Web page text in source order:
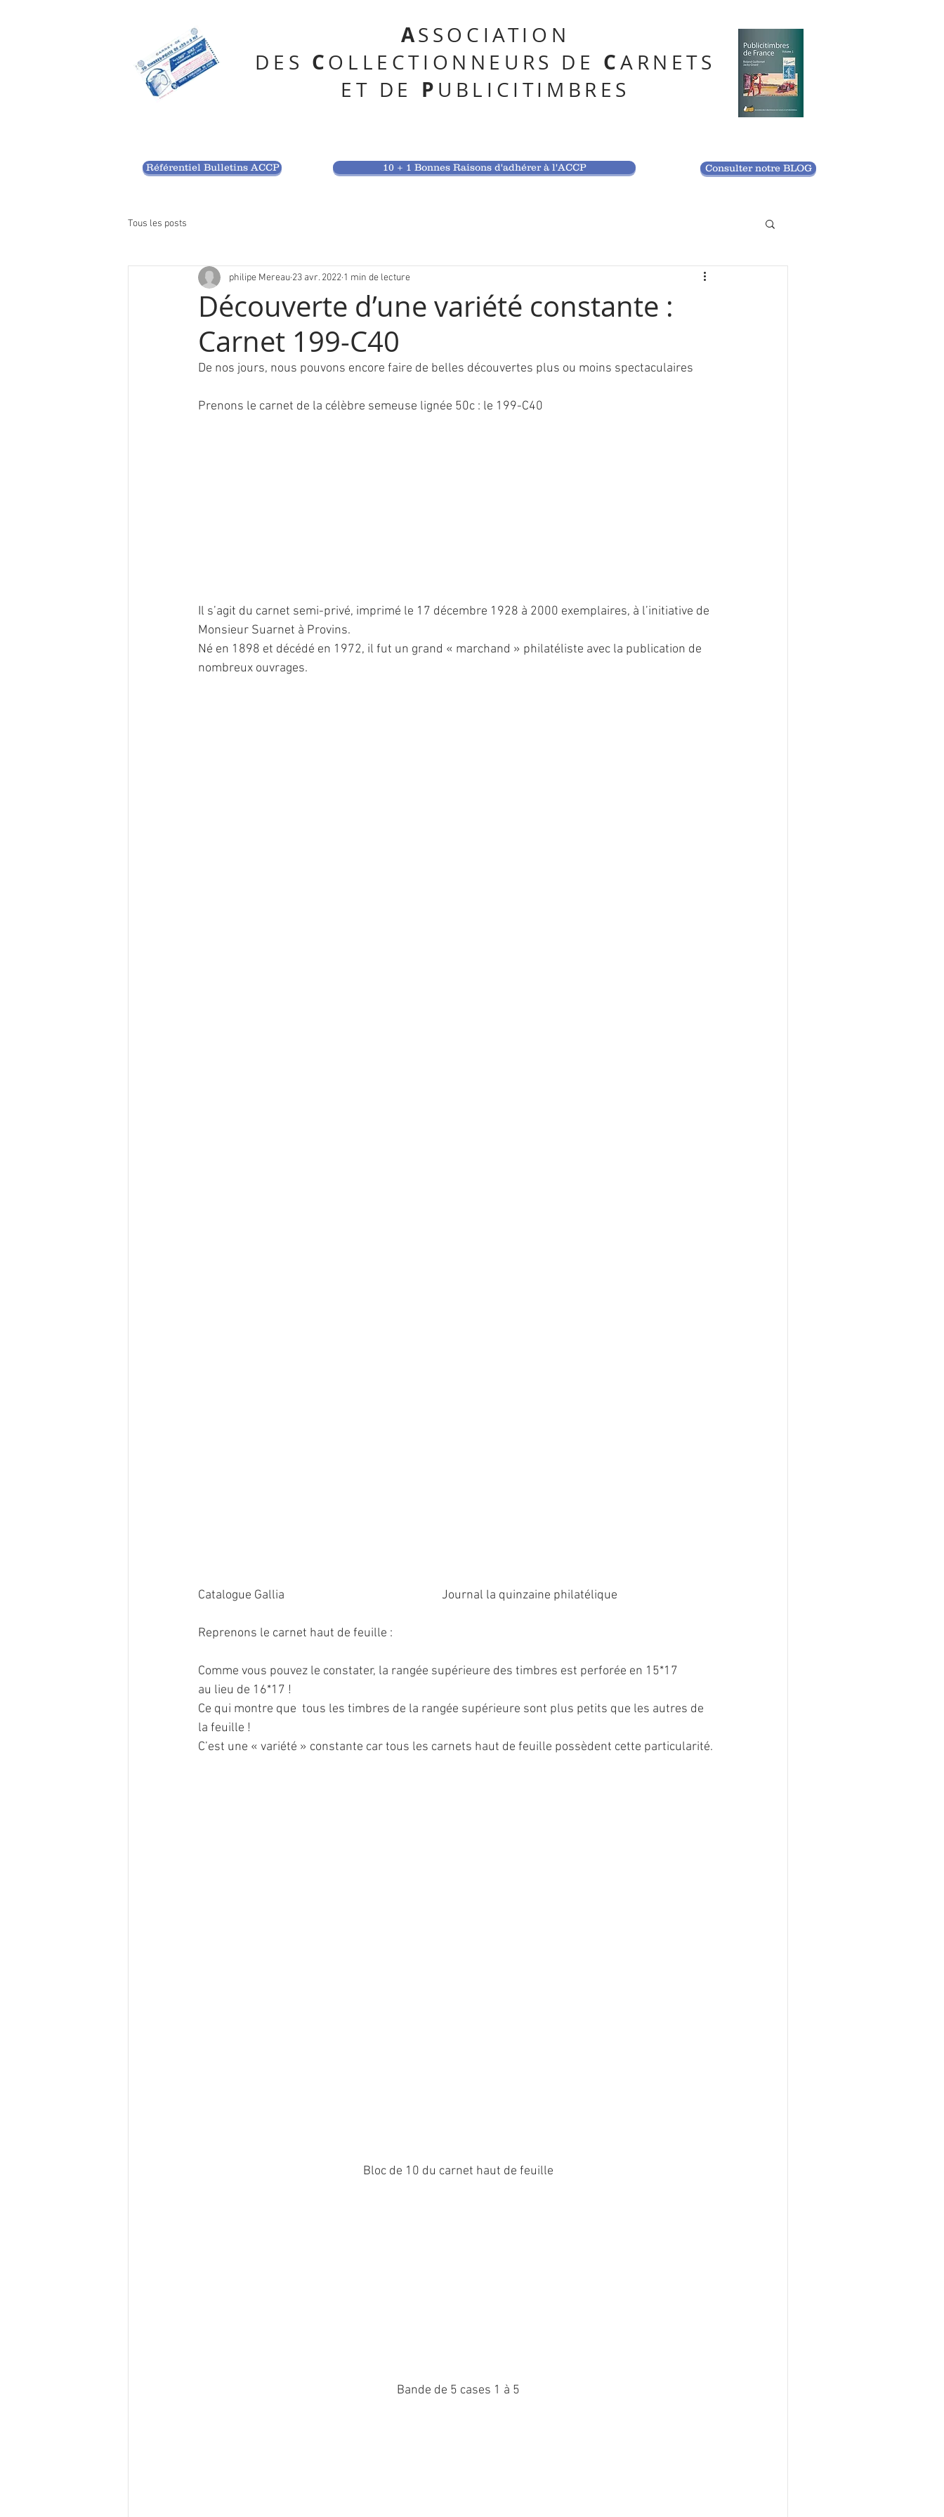
ASSOCIATION
DES COLLECTIONNEURS DE CARNETS
ET DE P UBLICITIMBRES
Référentiel Bulletins ACCP Consulter notre BLOG
Tous les posts
Découverte d’une variété constante :
Carnet 199-C40
philipe Mereau 23 avr. 2022 1 min de lecture
De nos jours, nous pouvons encore faire de belles découvertes plus ou moins spectaculaires
Prenons le carnet de la célèbre semeuse lignée 50c : le 199-C40
Il s’agit du carnet semi-privé, imprimé le 17 décembre 1928 à 2000 exemplaires, à l’initiative de
Monsieur Suarnet à Provins.
Né en 1898 et décédé en 1972, il fut un grand « marchand » philatéliste avec la publication de
nombreux ouvrages.
Catalogue Gallia                                                        Journal la quinzaine philatélique
Reprenons le carnet haut de feuille :
Comme vous pouvez le constater, la rangée supérieure des timbres est perforée en 15*17
au lieu de 16*17 !
Ce qui montre que  tous les timbres de la rangée supérieure sont plus petits que les autres de
la feuille !
C’est une « variété » constante car tous les carnets haut de feuille possèdent cette particularité.
Bloc de 10 du carnet haut de feuille
Bande de 5 cases 1 à 5
10 + 1 Bonnes Raisons d'adhérer à l'ACCP